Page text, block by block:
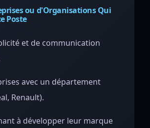
ou d'Organisations Qui
Poste
et de communication
avec un département
Renault).
à développer leur marque